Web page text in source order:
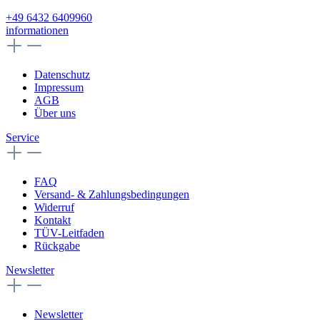
+49 6432 6409960
informationen
Datenschutz
Impressum
AGB
Über uns
Service
FAQ
Versand- & Zahlungsbedingungen
Widerruf
Kontakt
TÜV-Leitfaden
Rückgabe
Newsletter
Newsletter